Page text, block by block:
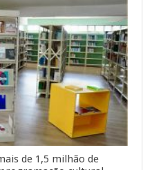
de 1,5 milhão de